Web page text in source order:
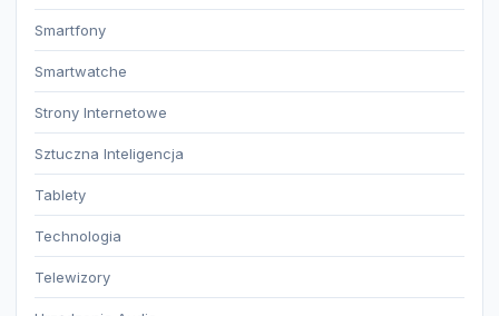
Smartfony
Smartwatche
Strony Internetowe
Sztuczna Inteligencja
Tablety
Technologia
Telewizory